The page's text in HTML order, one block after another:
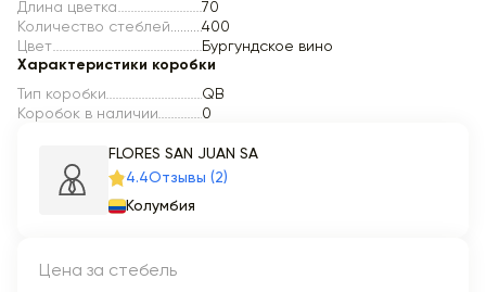
Длина цветка
70
Количество стеблей
400
Цвет
Бургундское вино
Характеристики коробки
Тип коробки
QB
Коробок в наличии
0
FLORES SAN JUAN SA
4.4Отзывы (2)
Колумбия
Цена за стебель